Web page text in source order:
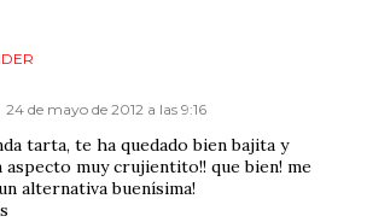
24 de mayo de 2012 a las 9:16
tarta, te ha quedado bien bajita y
aspecto muy crujientito!! que bien! me
alternativa buenísima!